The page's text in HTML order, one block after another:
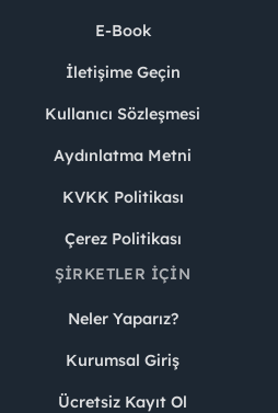
E-Book
İletişime Geçin
Kullanıcı Sözleşmesi
Aydınlatma Metni
KVKK Politikası
Çerez Politikası
ŞIRKETLER İÇIN
Neler Yaparız?
Kurumsal Giriş
Ücretsiz Kayıt Ol